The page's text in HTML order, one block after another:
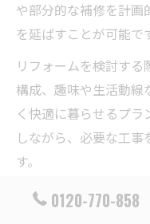
や部分的な補修を計画
を延ばすことが可能で
リフォームを検討す
構成、趣味や生活動線
く快適に暮らせるプ
しながら、必要な工
す。
家族を守るための建
0120-770-858